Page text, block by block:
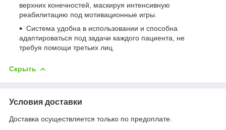
верхних конечностей, маскируя интенсивную
реабилитацию под мотивационные игры.
Система удобна в использовании и способна
адаптироваться под задачи каждого пациента, не
требуя помощи третьих лиц.
Скрыть
Условия доставки
Доставка осуществляется только по предоплате.